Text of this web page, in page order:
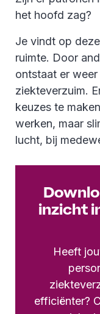
het hoofd zag?
Je vindt op
ruimte. Door
ontstaat er
ziekteverzuim.
keuzes te
werken, maar
lucht, bij
inzicht
Heeft
efficiënter?